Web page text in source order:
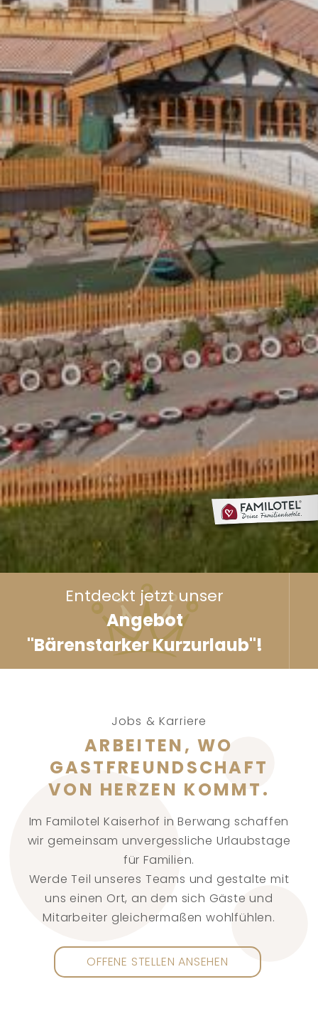
Entdeckt jetzt unser
Angebot
"Bärenstarker Kurzurlaub"!
Jobs & Karriere
ARBEITEN, WO
GASTFREUNDSCHAFT
VON HERZEN KOMMT.
Im Familotel Kaiserhof in Berwang schaffen
wir gemeinsam unvergessliche Urlaubstage
für Familien.
Werde Teil unseres Teams und gestalte mit
uns einen Ort, an dem sich Gäste und
Mitarbeiter gleichermaßen wohlfühlen.
OFFENE STELLEN ANSEHEN